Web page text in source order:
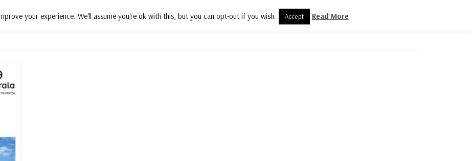
Polityka prywatności
your experience. We'll assume you're ok with this, but you can opt-out if you wish. Accept Read More